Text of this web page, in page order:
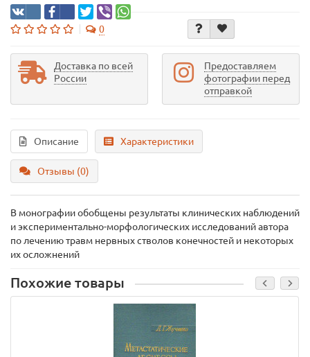
0
Доставка по всей
России
Предоставляем
фотографии перед
отправкой
Описание Характеристики
Отзывы (0)
В монографии обобщены результаты клинических наблюдений
и экспериментально-морфологических исследований автора
по лечению травм нервных стволов конечностей и некоторых
их осложнений
Похожие товары